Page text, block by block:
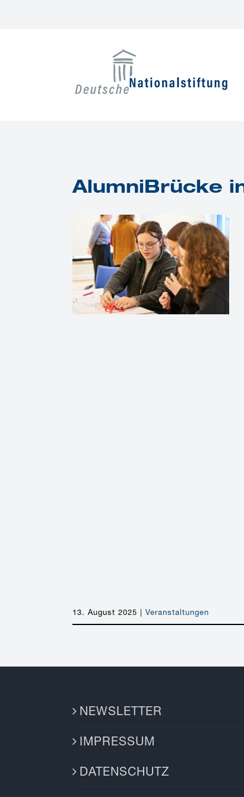
AlumniBrücke
13. August 2025 | Veranstaltungen
NEWSLETTER
IMPRESSUM
DATENSCHUTZ